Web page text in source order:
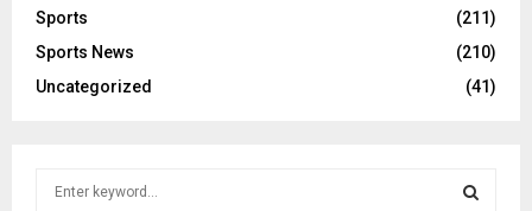
Sports
(211)
Sports News
(210)
Uncategorized
(41)